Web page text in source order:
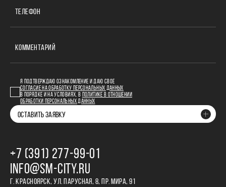
ТЕЛЕФОН
КОММЕНТАРИЙ
Я ПОДТВЕРЖДАЮ ОЗНАКОМЛЕНИЕ И ДАЮ СВОЕ
СОГЛАСИЕ НА ОБРАБОТКУ ПЕРСОНАЛЬНЫХ ДАННЫХ
В ПОРЯДКЕ И НА УСЛОВИЯХ, В
ПОЛИТИКЕ В ОТНОШЕНИИ
ОБРАБОТКИ ПЕРСОНАЛЬНЫХ ДАННЫХ
ОСТАВИТЬ ЗАЯВКУ
+7 (391) 277‒99‒01
INFO@SM-CITY.RU
Г. КРАСНОЯРСК, УЛ. ПАРУСНАЯ, 8, ПР. МИРА, 91